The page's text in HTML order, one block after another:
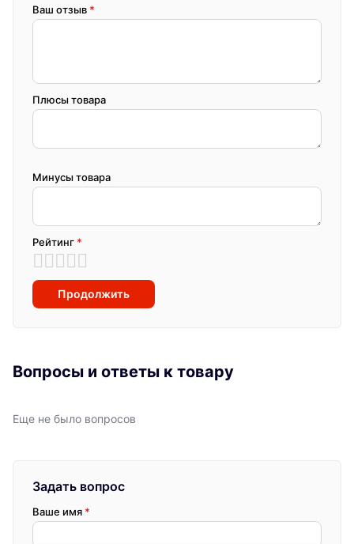
Ваш отзыв *
Плюсы товара
Минусы товара
Рейтинг *
Продолжить
Вопросы и ответы к товару
Еще не было вопросов
Задать вопрос
Ваше имя *